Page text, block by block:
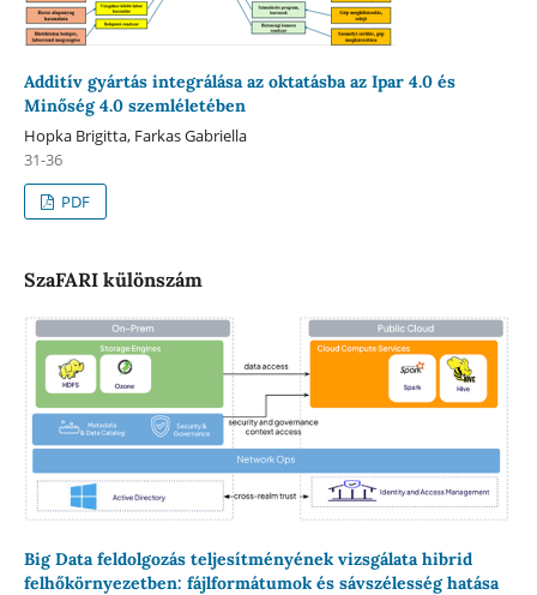
Additív gyártás integrálása az oktatásba az Ipar 4.0 és
Minőség 4.0 szemléletében
Hopka Brigitta, Farkas Gabriella
31-36
PDF
SzaFARI különszám
Big Data feldolgozás teljesítményének vizsgálata hibrid
felhőkörnyezetben: fájlformátumok és sávszélesség hatása